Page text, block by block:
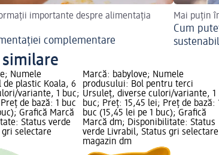
importante despre alimentația
complementare
Mai puțin
Cum
Numele
plastic Koala, 6
variante, 1 buc;
de bază: 1 buc
Grafică Marcă
Status verde
selectare
Marcă: babylove; Numele
produsului: Bol pentru terci
Ursuleț, diverse culori/variante, 1
buc; Preț: 15,45 lei; Preț de bază: 1
buc (15,45 lei pe 1 buc); Grafică
Marcă dm; Disponibilitate: Status
verde Livrabil, Status gri selectare
magazin dm